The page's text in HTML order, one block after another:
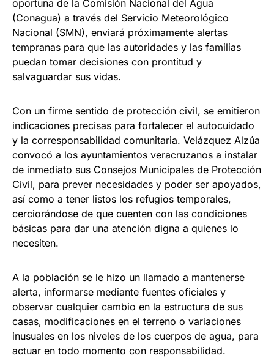
oportuna de la Comisión Nacional del Agua
(Conagua) a través del Servicio Meteorológico
Nacional (SMN), enviará próximamente alertas
tempranas para que las autoridades y las familias
puedan tomar decisiones con prontitud y
salvaguardar sus vidas.
Con un firme sentido de protección civil, se emitieron
indicaciones precisas para fortalecer el autocuidado
y la corresponsabilidad comunitaria. Velázquez Alzúa
convocó a los ayuntamientos veracruzanos a instalar
de inmediato sus Consejos Municipales de Protección
Civil, para prever necesidades y poder ser apoyados,
así como a tener listos los refugios temporales,
cerciorándose de que cuenten con las condiciones
básicas para dar una atención digna a quienes lo
necesiten.
A la población se le hizo un llamado a mantenerse
alerta, informarse mediante fuentes oficiales y
observar cualquier cambio en la estructura de sus
casas, modificaciones en el terreno o variaciones
inusuales en los niveles de los cuerpos de agua, para
actuar en todo momento con responsabilidad.